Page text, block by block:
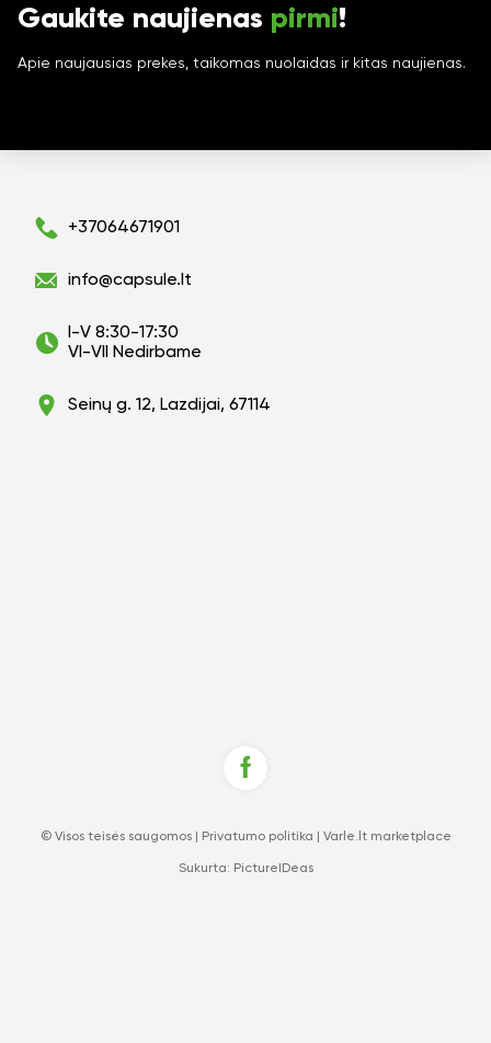
Gaukite naujienas pirmi!
Apie naujausias prekes, taikomas nuolaidas ir kitas naujienas.
+37064671901
info@capsule.lt
I-V 8:30-17:30
VI-VII Nedirbame
Seinų g. 12, Lazdijai, 67114
© Visos teisės saugomos | Privatumo politika Varle.lt marketplace
Sukurta: PictureIDeas